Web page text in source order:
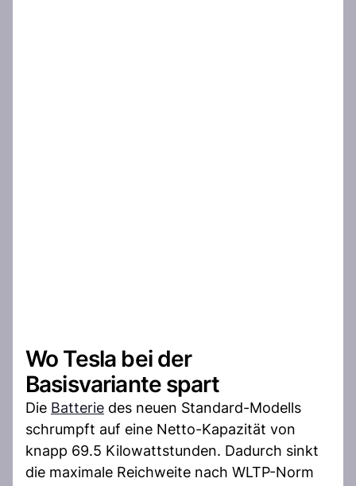
Wo Tesla bei der
Basisvariante spart
Die Batterie des neuen Standard-Modells
schrumpft auf eine Netto-Kapazität von
knapp 69.5 Kilowattstunden. Dadurch sinkt
die maximale Reichweite nach WLTP-Norm